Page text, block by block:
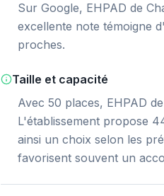
Sur Google, EHPAD de
excellente note témoigne
proches.
Taille et capacité
Avec 50 places, EHPAD
L'établissement propose
ainsi un choix selon les
favorisent souvent un